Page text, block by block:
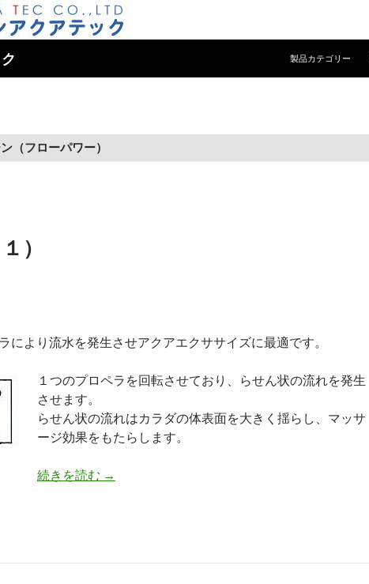
製品カテゴリー
（フローパワー）
）
により流水を発生させアクアエクササイズに最適です。
１つのプロペラを回転させており、らせん状の流れを発生
させます。
らせん状の流れはカラダの体表面を大きく揺らし、マッサ
ージ効果をもたらします。
続きを読む フローパワー（ＦＰ－１）
→